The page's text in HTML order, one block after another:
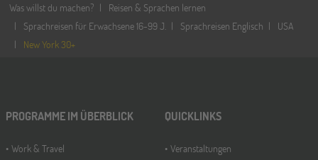
Was willst du machen?
Reisen & Sprachen lernen
Sprachreisen für Erwachsene 16-99 J.
Sprachreisen Englisch
USA
New York 30+
PROGRAMME IM ÜBERBLICK
Work & Travel
QUICKLINKS
Veranstaltungen